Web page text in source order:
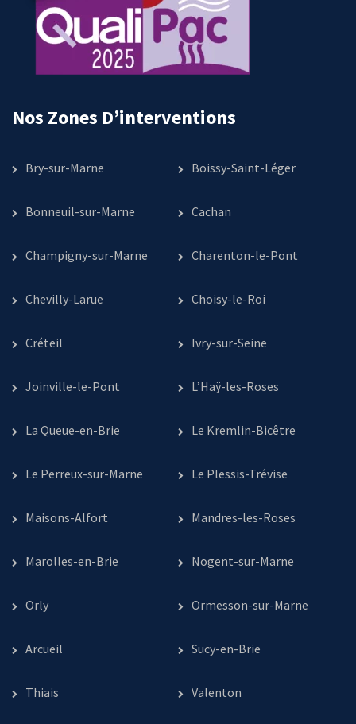
Nos Zones D’interventions
Bry-sur-Marne Boissy-Saint-Léger
Bonneuil-sur-Marne Cachan
Champigny-sur-Marne Charenton-le-Pont
Chevilly-Larue Choisy-le-Roi
Créteil Ivry-sur-Seine
Joinville-le-Pont L’Haÿ-les-Roses
La Queue-en-Brie Le Kremlin-Bicêtre
Le Perreux-sur-Marne Le Plessis-Trévise
Maisons-Alfort Mandres-les-Roses
Marolles-en-Brie Nogent-sur-Marne
Orly Ormesson-sur-Marne
Arcueil Sucy-en-Brie
Thiais Valenton